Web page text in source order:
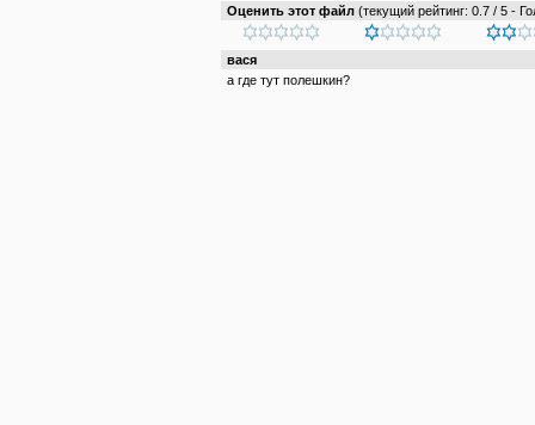
Оценить этот файл (текущий рейтинг: 0.7 / 5 -
вася
а где тут полешкин?